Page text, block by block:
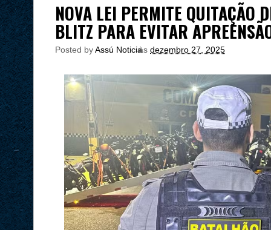
NOVA LEI PERMITE QUITAÇÃO
BLITZ PARA EVITAR
Posted byAssú Noticia
às dezembro 27, 2025